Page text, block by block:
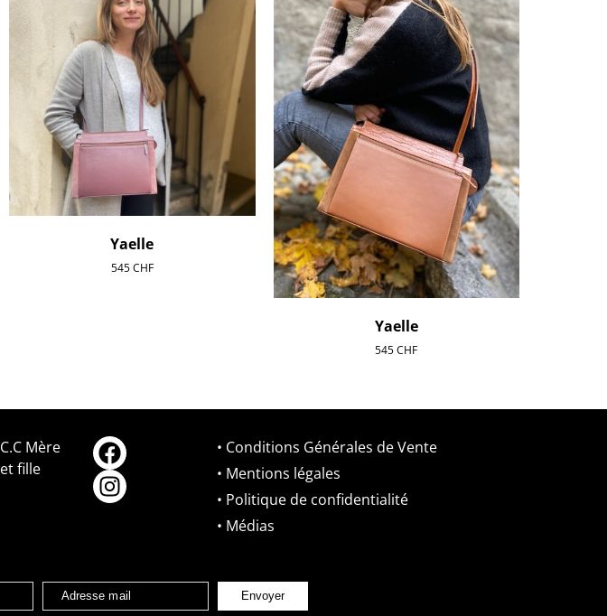
Yaelle
545CHF
Yaelle
545CHF
C.C Mère
et fille
• Conditions Générales de Vente
• Mentions légales
• Politique de confidentialité
• Médias
Adresse mail Envoyer